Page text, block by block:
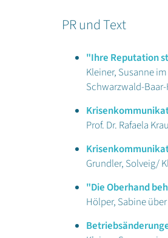
PR und Text
"Ihre Reputation
Kleiner, Susanne
Schwarzwald-
Prof. Dr. Rafaela
Grundler, Solveig/
"Die Oberhand
Hölper, Sabine